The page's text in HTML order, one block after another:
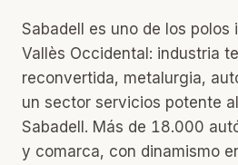
Sabadell es uno de los polos
Vallès Occidental: industria
reconvertida, metalurgia,
un sector servicios potente
Sabadell. Más de 18.000
y comarca, con dinamismo